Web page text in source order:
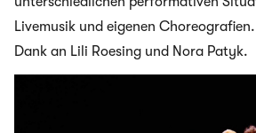
Livemusik und eigenen Choreografien.
Dank an Lili Roesing und Nora Patyk.